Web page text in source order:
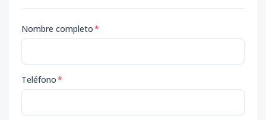
Nombre completo*
Teléfono*